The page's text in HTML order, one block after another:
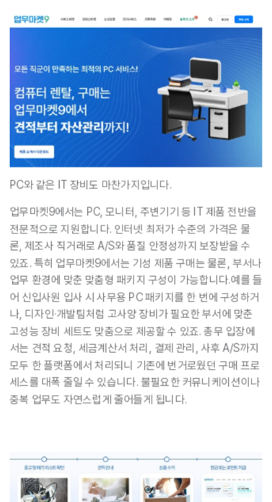
PC와 같은 IT 장비도 마찬가지입니다.
업무마켓9에서는 PC, 모니터, 주변기기 등 IT 제품 전반을
전문적으로 지원합니다. 인터넷 최저가 수준의 가격은 물
론, 제조사 직거래로 A/S와 품질 안정성까지 보장받을 수
있죠. 특히 업무마켓9에서는 기성 제품 구매는 물론, 부서나
업무 환경에 맞춘 맞춤형 패키지 구성이 가능합니다.예를 들
어 신입사원 입사 시 사무용 PC 패키지를 한 번에 구성하거
나, 디자인·개발팀처럼 고사양 장비가 필요한 부서에 맞춘
고성능 장비 세트도 맞춤으로 제공할 수 있죠. 총무 입장에
서는 견적 요청, 세금계산서 처리, 결제 관리, 사후 A/S까지
모두 한 플랫폼에서 처리되니 기존에 번거로웠던 구매 프로
세스를 대폭 줄일 수 있습니다. 불필요한 커뮤니케이션이나
중복 업무도 자연스럽게 줄어들게 됩니다.